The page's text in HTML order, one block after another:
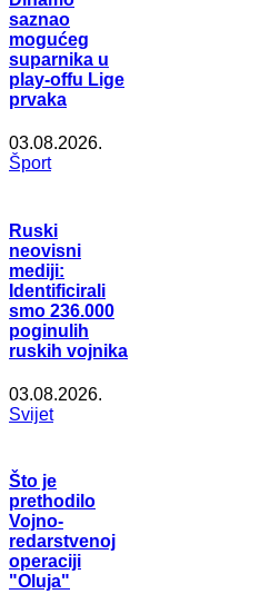
saznao
mogućeg
suparnika u
play-offu Lige
prvaka
03.08.2026.
Šport
Ruski
neovisni
mediji:
Identificirali
smo 236.000
poginulih
ruskih vojnika
03.08.2026.
Svijet
Što je
prethodilo
Vojno-
redarstvenoj
operaciji
"Oluja"